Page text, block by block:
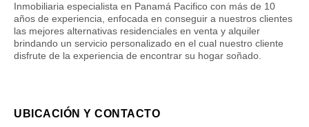
Inmobiliaria especialista en Panamá Pacifico con más de 10
años de experiencia, enfocada en conseguir a nuestros clientes
las mejores alternativas residenciales en venta y alquiler
brindando un servicio personalizado en el cual nuestro cliente
disfrute de la experiencia de encontrar su hogar soñado.
UBICACIÓN Y CONTACTO